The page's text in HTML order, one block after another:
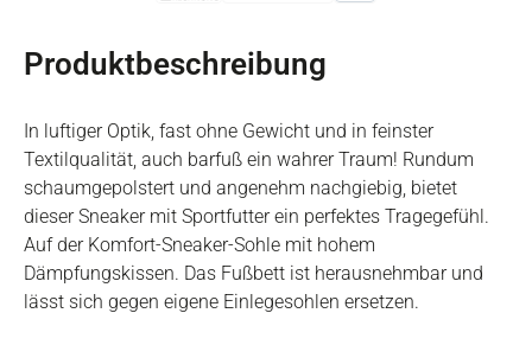
Produktbeschreibung
In luftiger Optik, fast ohne Gewicht und in feinster
Textilqualität, auch barfuß ein wahrer Traum! Rundum
schaumgepolstert und angenehm nachgiebig, bietet
dieser Sneaker mit Sportfutter ein perfektes Tragegefühl.
Auf der Komfort-Sneaker-Sohle mit hohem
Dämpfungskissen. Das Fußbett ist herausnehmbar und
lässt sich gegen eigene Einlegesohlen ersetzen.